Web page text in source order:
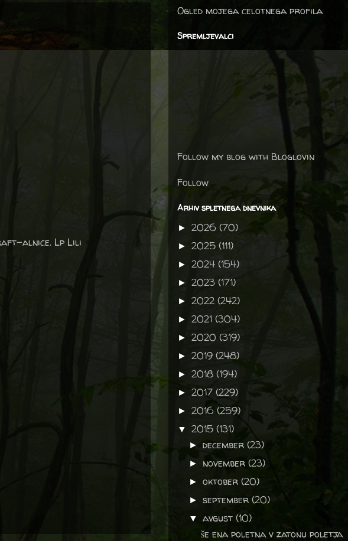
alnice. Lp Lili
Ogled mojega celotnega profila
Spremljevalci
Follow my blog with Bloglovin
Follow
Arhiv spletnega dnevnika
► 2026 (70)
► 2025 (111)
► 2024 (154)
► 2023 (171)
► 2022 (242)
► 2021 (304)
► 2020 (319)
► 2019 (248)
► 2018 (194)
► 2017 (229)
► 2016 (259)
▼ 2015 (131)
►december(23)
► november(23)
►oktober(20)
►september(20)
▼avgust(10)
še ena poletna v zatonu poletja